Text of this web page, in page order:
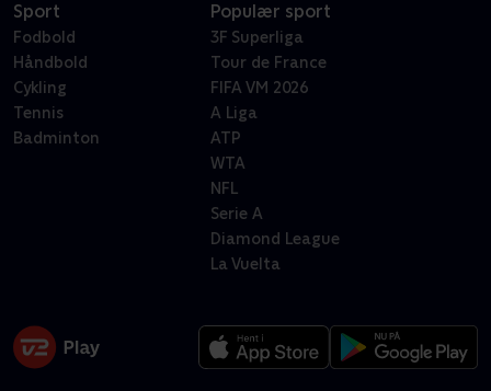
Sport
Fodbold
Håndbold
Cykling
Tennis
Badminton
Populær sport
3F Superliga
Tour de France
FIFA VM 2026
A Liga
ATP
WTA
NFL
Serie A
Diamond League
La Vuelta